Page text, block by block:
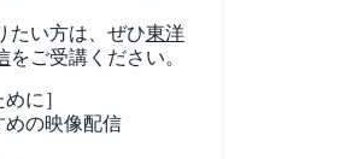
たい方は、ぜひ東洋
をご受講ください。
に］
の映像配信